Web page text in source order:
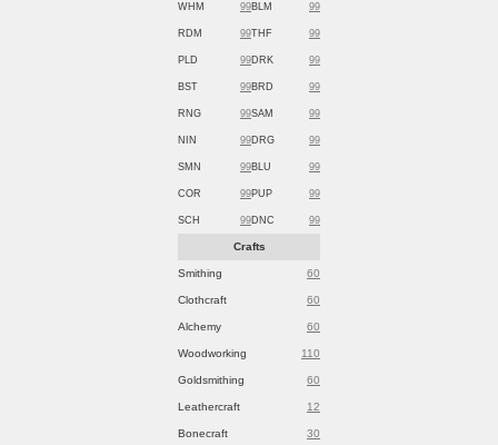
WHM 99BLM 99
RDM 99THF 99
PLD 99DRK 99
BST 99BRD 99
RNG 99SAM 99
NIN 99DRG 99
SMN 99BLU 99
COR 99PUP 99
SCH 99DNC 99
Crafts
Smithing 60
Clothcraft 60
Alchemy 60
Woodworking 110
Goldsmithing 60
Leathercraft 12
Bonecraft 30